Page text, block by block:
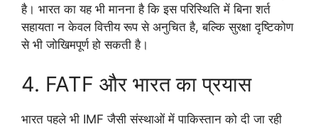
है। भारत का यह भी मानना है कि इस परिस्थिति में बिना शर्त
सहायता न केवल वित्तीय रूप से अनुचित है, बल्कि सुरक्षा दृष्टिकोण
से भी जोखिमपूर्ण हो सकती है।
4. FATF और भारत का प्रयास
भारत पहले भी IMF जैसी संस्थाओं में पाकिस्तान को दी जा रही